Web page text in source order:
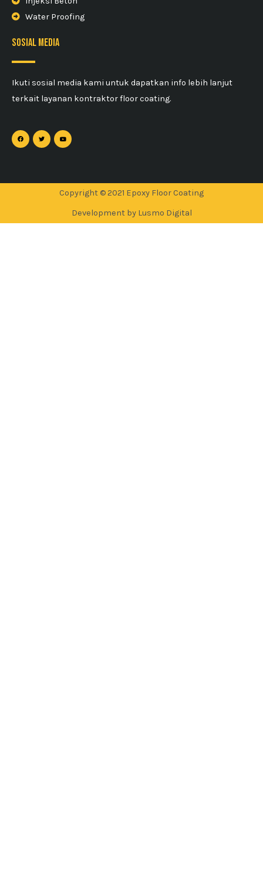
Water Proofing
sosial media
Ikuti sosial media kami untuk dapatkan info lebih lanjut
terkait layanan kontraktor floor coating.
Copyright © 2021 Epoxy Floor Coating
Development by Lusmo Digital